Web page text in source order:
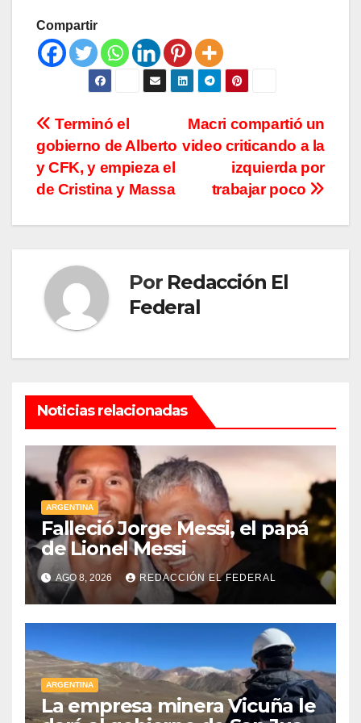
Compartir
Navegación
de
entradas
Macri compartió un
video criticando a la
izquierda por
trabajar poco
Terminó el
gobierno de Alberto
y CFK, y empieza el
de Cristina y Massa
Por Redacción El
Federal
Noticias relacionadas
ARGENTINA
Falleció Jorge Messi, el papá
de Lionel Messi
AGO 8, 2026 REDACCIÓN EL FEDERAL
ARGENTINA
La empresa minera Vicuña le